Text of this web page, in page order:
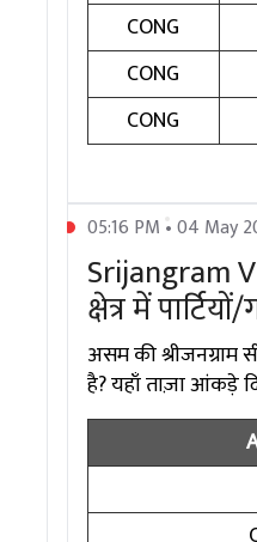
CONG
CONG
CONG
05:16 PM • 04 May
Srijangram
क्षेत्र में
असम की श्रीजनग्राम
है? यहाँ ताज़ा आंकड़े